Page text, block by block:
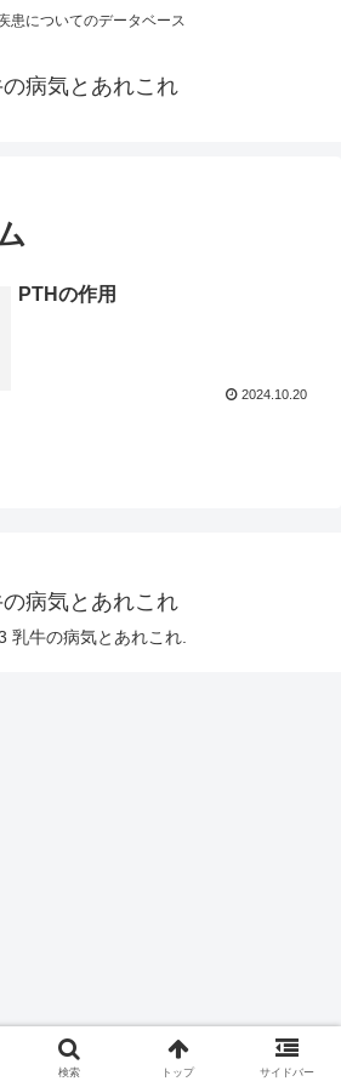
患についてのデータベース
病気とあれこれ
PTHの作用
2024.10.20
病気とあれこれ
乳牛の病気とあれこれ.
検索 トップ サイドバー